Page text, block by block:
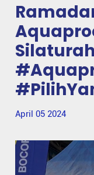
April 05 2024